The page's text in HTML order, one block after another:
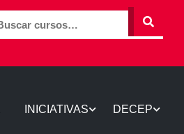
BUSCAR
INICIATIVAS DECEP